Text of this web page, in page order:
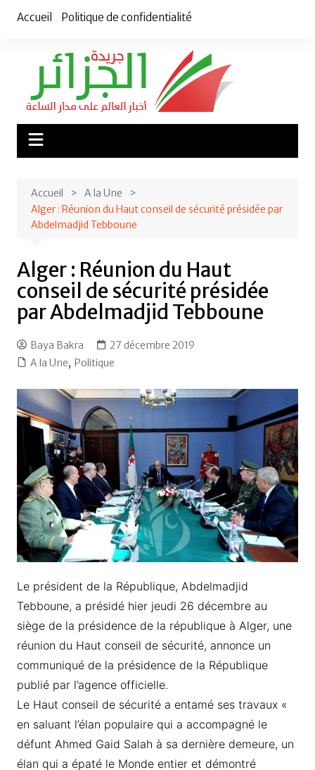
Accueil Politique de confidentialité
Accueil
A la Une
Alger : Réunion du Haut conseil de sécurité présidée par
Abdelmadjid Tebboune
Alger : Réunion du Haut
conseil de sécurité présidée
par Abdelmadjid Tebboune
Baya Bakra
27 décembre 2019
A la Une, Politique
Le président de la République, Abdelmadjid
Tebboune, a présidé hier jeudi 26 décembre au
siège de la présidence de la république à Alger, une
réunion du Haut conseil de sécurité, annonce un
communiqué de la présidence de la République
publié par l’agence officielle.
Le Haut conseil de sécurité a entamé ses travaux «
en saluant l’élan populaire qui a accompagné le
défunt Ahmed Gaid Salah à sa dernière demeure, un
élan qui a épaté le Monde entier et démontré